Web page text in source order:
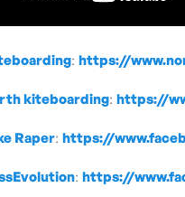
: https://
kiteboarding: https://
Raper: https://
: https://